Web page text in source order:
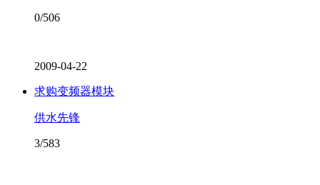
0/506
2009-04-22
求购变频器模块
供水先锋
3/583